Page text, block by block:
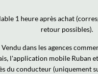
1 heure après achat
retour possibles).
Vendu dans les agences
l'application mobile Ruban
du conducteur (uniquement